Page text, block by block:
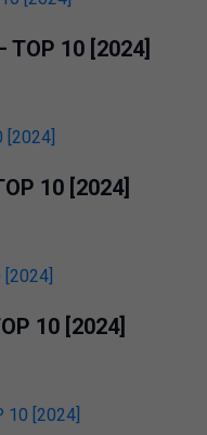
10 [2024]
10 [2024]
10 [2024]